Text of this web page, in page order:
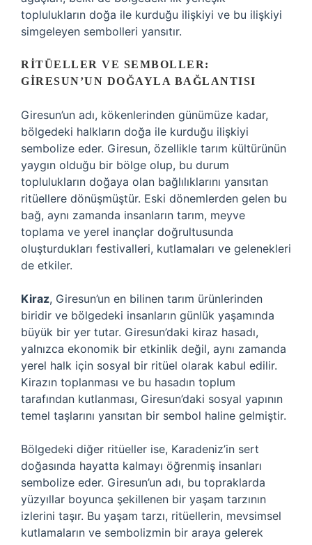
toplulukların doğa ile kurduğu ilişkiyi ve bu ilişkiyi
simgeleyen sembolleri yansıtır.
RITÜELLER VE SEMBOLLER:
GIRESUN’UN DOĞAYLA BAĞLANTISI
Giresun’un adı, kökenlerinden günümüze kadar,
bölgedeki halkların doğa ile kurduğu ilişkiyi
sembolize eder. Giresun, özellikle tarım kültürünün
yaygın olduğu bir bölge olup, bu durum
toplulukların doğaya olan bağlılıklarını yansıtan
ritüellere dönüşmüştür. Eski dönemlerden gelen bu
bağ, aynı zamanda insanların tarım, meyve
toplama ve yerel inançlar doğrultusunda
oluşturdukları festivalleri, kutlamaları ve gelenekleri
de etkiler.
Kiraz, Giresun’un en bilinen tarım ürünlerinden
biridir ve bölgedeki insanların günlük yaşamında
büyük bir yer tutar. Giresun’daki kiraz hasadı,
yalnızca ekonomik bir etkinlik değil, aynı zamanda
yerel halk için sosyal bir ritüel olarak kabul edilir.
Kirazın toplanması ve bu hasadın toplum
tarafından kutlanması, Giresun’daki sosyal yapının
temel taşlarını yansıtan bir sembol haline gelmiştir.
Bölgedeki diğer ritüeller ise, Karadeniz’in sert
doğasında hayatta kalmayı öğrenmiş insanları
sembolize eder. Giresun’un adı, bu topraklarda
yüzyıllar boyunca şekillenen bir yaşam tarzının
izlerini taşır. Bu yaşam tarzı, ritüellerin, mevsimsel
kutlamaların ve sembolizmin bir araya gelerek